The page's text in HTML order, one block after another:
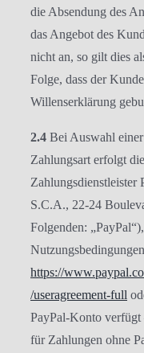
die Absendung des
das Angebot des
nicht an, so gilt dies
Folge, dass der
Willenserklärung
2.4 Bei Auswahl
Zahlungsart erfolgt
Zahlungsdienstleister
S.C.A., 22-24
Folgenden:
https://
/useragreement-full
PayPal-Konto verfügt
für Zahlungen ohne